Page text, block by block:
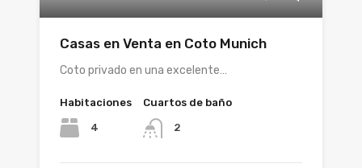
Casas en Venta en Coto Munich
Coto privado en una excelente…
Habitaciones
4
Cuartos de baño
2